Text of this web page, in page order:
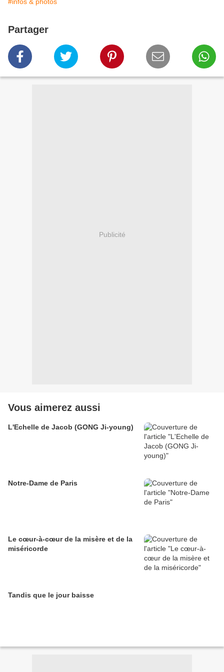
Partager
Publicité
Vous aimerez aussi
L'Echelle de Jacob (GONG Ji-young)
Notre-Dame de Paris
Le cœur-à-cœur de la misère et de la
miséricorde
Tandis que le jour baisse